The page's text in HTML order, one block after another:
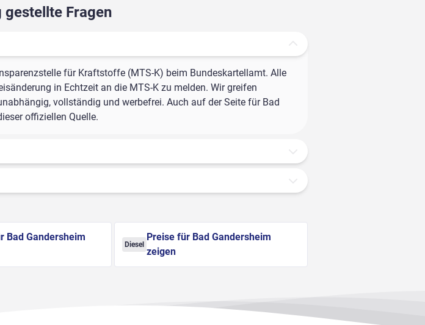
gestellte Fragen
für Kraftstoffe (MTS-K) beim Bundeskartellamt. Alle
in Echtzeit an die MTS-K zu melden. Wir greifen
vollständig und werbefrei. Auch auf der Seite für Bad
offiziellen Quelle.
Bad Gandersheim
Diesel
Preise für Bad Gandersheim
zeigen